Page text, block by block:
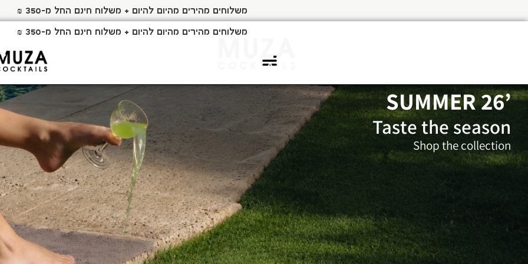
משלוחים מהירים מהיום להיום + משלוח חינם החל מ-350 ₪
משלוחים מהירים מהיום להיום + משלוח חינם החל מ-350 ₪
’SUMMER 26
Taste the season
Shop the collection